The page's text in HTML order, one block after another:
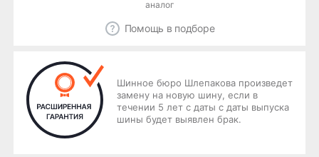
аналог
Помощь в подборе
Шинное бюро Шлепакова произведет
замену на новую шину, если в
течении 5 лет с даты с даты выпуска
шины будет выявлен брак.